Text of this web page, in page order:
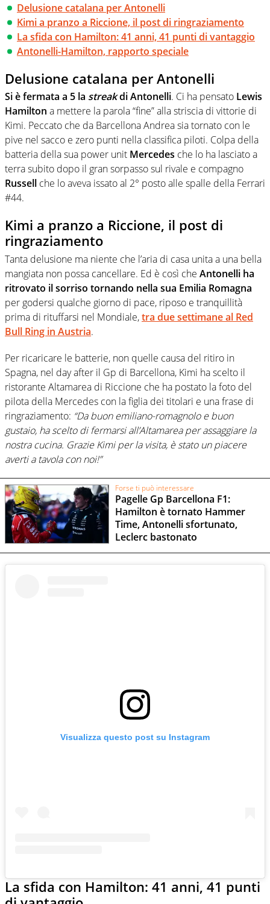
Delusione catalana per Antonelli
Kimi a pranzo a Riccione, il post di ringraziamento
La sfida con Hamilton: 41 anni, 41 punti di vantaggio
Antonelli-Hamilton, rapporto speciale
Delusione catalana per Antonelli
Si è fermata a 5 la streakdi Antonelli. Ci ha pensato Lewis
Hamilton a mettere la parola “fine” alla striscia di vittorie di
Kimi. Peccato che da Barcellona Andrea sia tornato con le
pive nel sacco e zero punti nella classifica piloti. Colpa della
batteria della sua power unit Mercedes che lo ha lasciato a
terra subito dopo il gran sorpasso sul rivale e compagno
Russell che lo aveva issato al 2° posto alle spalle della Ferrari
#44.
Kimi a pranzo a Riccione, il post di
ringraziamento
Tanta delusione ma niente che l’aria di casa unita a una bella
mangiata non possa cancellare. Ed è così che Antonelli ha
ritrovato il sorriso tornando nella sua Emilia Romagna
per godersi qualche giorno di pace, riposo e tranquillità
prima di rituffarsi nel Mondiale,tra due settimane al Red
Bull Ring in Austria.
Per ricaricare le batterie, non quelle causa del ritiro in
Spagna, nel day after il Gp di Barcellona, Kimi ha scelto il
ristorante Altamarea di Riccione che ha postato la foto del
pilota della Mercedes con la figlia dei titolari e una frase di
ringraziamento: “Da buon emiliano-romagnolo e buon
gustaio, ha scelto di fermarsi all’Altamarea per assaggiare la
nostra cucina. Grazie Kimi per la visita, è stato un piacere
averti a tavola con noi!”
Forse ti può interessare
Pagelle Gp Barcellona F1:
Hamilton è tornato Hammer
Time, Antonelli sfortunato,
Leclerc bastonato
Visualizza questo post su Instagram
La sfida con Hamilton: 41 anni, 41 punti